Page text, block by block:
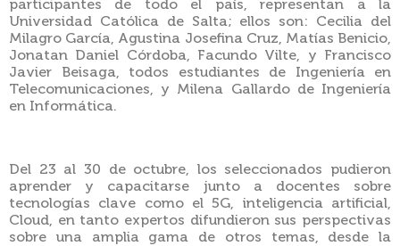
participantes de todo el país, representan a la
Universidad Católica de Salta; ellos son: Cecilia del
Milagro García, Agustina Josefina Cruz, Matías Benicio,
Jonatan Daniel Córdoba, Facundo Vilte, y Francisco
Javier Beisaga, todos estudiantes de Ingeniería en
Telecomunicaciones, y Milena Gallardo de Ingeniería
en Informática.
Del 23 al 30 de octubre, los seleccionados pudieron
aprender y capacitarse junto a docentes sobre
tecnologías clave como el 5G, inteligencia artificial,
Cloud, en tanto expertos difundieron sus perspectivas
sobre una amplia gama de otros temas, desde la